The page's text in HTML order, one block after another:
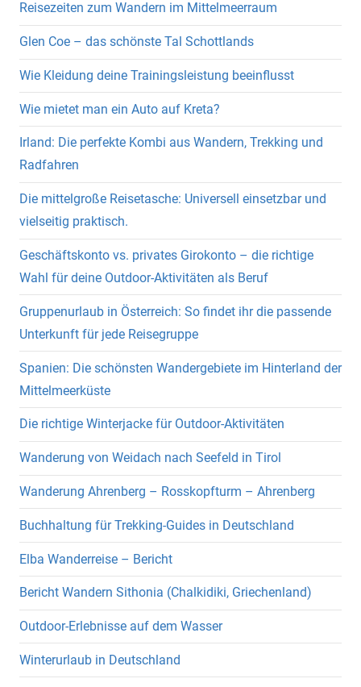
Reisezeiten zum Wandern im Mittelmeerraum
Glen Coe – das schönste Tal Schottlands
Wie Kleidung deine Trainingsleistung beeinflusst
Wie mietet man ein Auto auf Kreta?
Irland: Die perfekte Kombi aus Wandern, Trekking und
Radfahren
Die mittelgroße Reisetasche: Universell einsetzbar und
vielseitig praktisch.
Geschäftskonto vs. privates Girokonto – die richtige
Wahl für deine Outdoor-Aktivitäten als Beruf
Gruppenurlaub in Österreich: So findet ihr die passende
Unterkunft für jede Reisegruppe
Spanien: Die schönsten Wandergebiete im Hinterland der
Mittelmeerküste
Die richtige Winterjacke für Outdoor-Aktivitäten
Wanderung von Weidach nach Seefeld in Tirol
Wanderung Ahrenberg – Rosskopfturm – Ahrenberg
Buchhaltung für Trekking-Guides in Deutschland
Elba Wanderreise – Bericht
Bericht Wandern Sithonia (Chalkidiki, Griechenland)
Outdoor-Erlebnisse auf dem Wasser
Winterurlaub in Deutschland